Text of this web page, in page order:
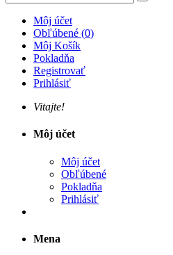
Môj účet
Obľúbené (0)
Môj Košík
Pokladňa
Registrovať
Prihlásiť
Vitajte!
Môj účet
Môj účet
Obľúbené
Pokladňa
Prihlásiť
Mena